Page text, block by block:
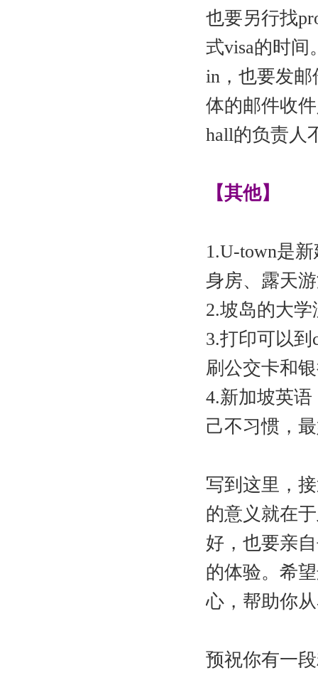
也要另行找
式visa的时间
in，也要发
体的邮件收
hall的负责人
【其他】
1.U-town是
身房、露天
2.坡岛的大学
3.打印可以到
刷公交卡和
4.新加坡英语
己不习惯，
写到这里，
的意义就在
好，也要亲
的体验。希
心，帮助你
预祝你有一